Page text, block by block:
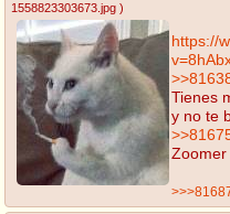
1558823303673.jpg )
https://
Tienes
y no te
Zoomer